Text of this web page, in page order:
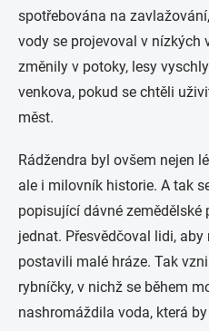
spotřebována na
vody se projevoval v nízkých
změnily v potoky, lesy
venkova, pokud se chtěli
měst.
Rádžendra byl ovšem nejen
ale i milovník historie. A tak
popisující dávné zemědělské
jednat. Přesvědčoval lidi,
postavili malé hráze. Tak
rybníčky, v nichž se během
nashromáždila voda, která